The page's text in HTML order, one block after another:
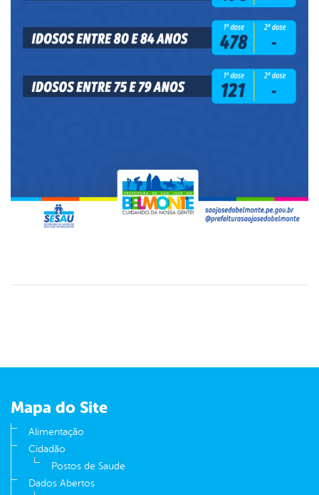
Mapa do Site
Alimentação
Cidadão
Postos de Saude
Dados Abertos